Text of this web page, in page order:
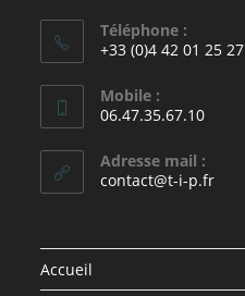
Téléphone :
+33 (0)4 42 01 25 27
Mobile :
06.47.35.67.10
Adresse mail :
contact@t-i-p.fr
Accueil